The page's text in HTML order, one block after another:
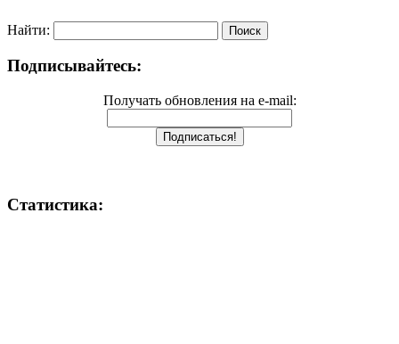
Найти:
Подписывайтесь:
Получать обновления на e-mail:
Статистика: